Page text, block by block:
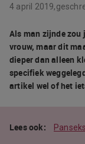
4 april 2019,
Als man zijnde zou
vrouw, maar dit
dieper dan alleen
specifiek
artikel wel of het